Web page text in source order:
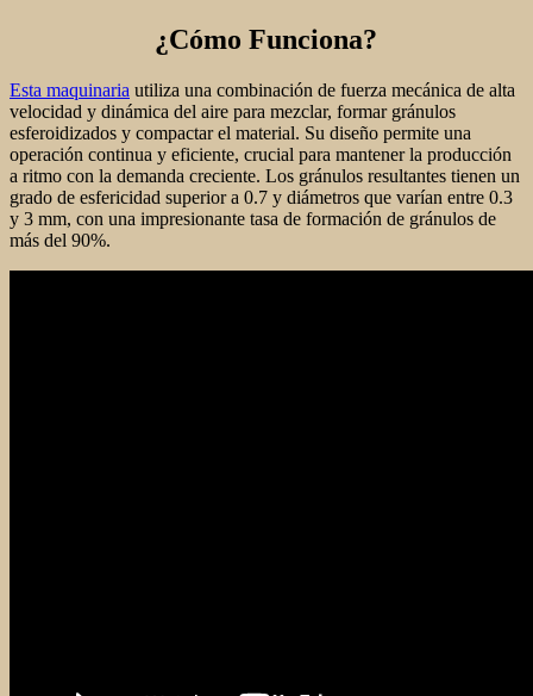
¿Cómo Funciona?
Esta maquinaria utiliza una combinación de fuerza mecánica de alta
velocidad y dinámica del aire para mezclar, formar gránulos
esferoidizados y compactar el material. Su diseño permite una
operación continua y eficiente, crucial para mantener la producción
a ritmo con la demanda creciente. Los gránulos resultantes tienen un
grado de esfericidad superior a 0.7 y diámetros que varían entre 0.3
y 3 mm, con una impresionante tasa de formación de gránulos de
más del 90%.